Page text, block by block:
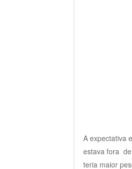
A expectativa
estava fora de
teria maior